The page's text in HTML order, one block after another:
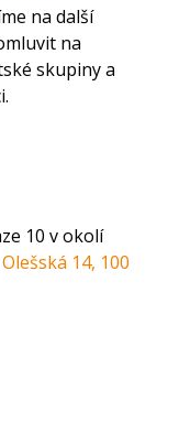
na další
na
skupiny a
10 v okolí
Olešská 14, 100